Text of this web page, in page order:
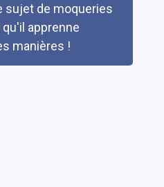
sujet de moqueries
apprenne
manières !